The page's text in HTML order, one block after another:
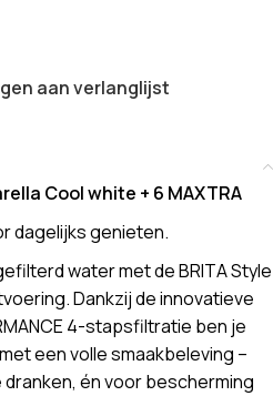
aan verlanglijst
Cool white + 6 MAXTRA
dagelijks genieten.
water met de BRITA Style
Dankzij de innovatieve
4-stapsfiltratie ben je
een volle smaakbeleving –
én voor bescherming